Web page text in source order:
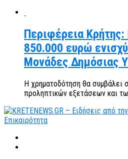
Περιφέρεια
850.000 ευρώ
Μονάδες Δημόσιας
Η χρηματοδότηση θα
προληπτικών εξετάσεων και